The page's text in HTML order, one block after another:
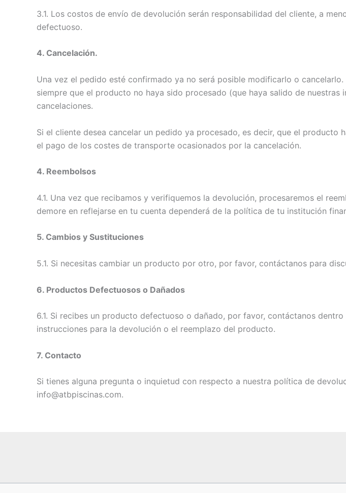
3.1. Los costos de envío de devolución serán responsabilidad del cliente, a
defectuoso.
4. Cancelación.
Una vez el pedido esté confirmado ya no será posible modificarlo o
siempre que el producto no haya sido procesado (que haya salido de
cancelaciones.
Si el cliente desea cancelar un pedido ya procesado, es decir, que el
el pago de los costes de transporte ocasionados por la cancelación.
4. Reembolsos
4.1. Una vez que recibamos y verifiquemos la devolución, procesaremos el
demore en reflejarse en tu cuenta dependerá de la política de tu institución
5. Cambios y Sustituciones
5.1. Si necesitas cambiar un producto por otro, por favor, contáctanos para
6. Productos Defectuosos o Dañados
6.1. Si recibes un producto defectuoso o dañado, por favor, contáctanos
instrucciones para la devolución o el reemplazo del producto.
7. Contacto
Si tienes alguna pregunta o inquietud con respecto a nuestra política de
info@atbpiscinas.com.